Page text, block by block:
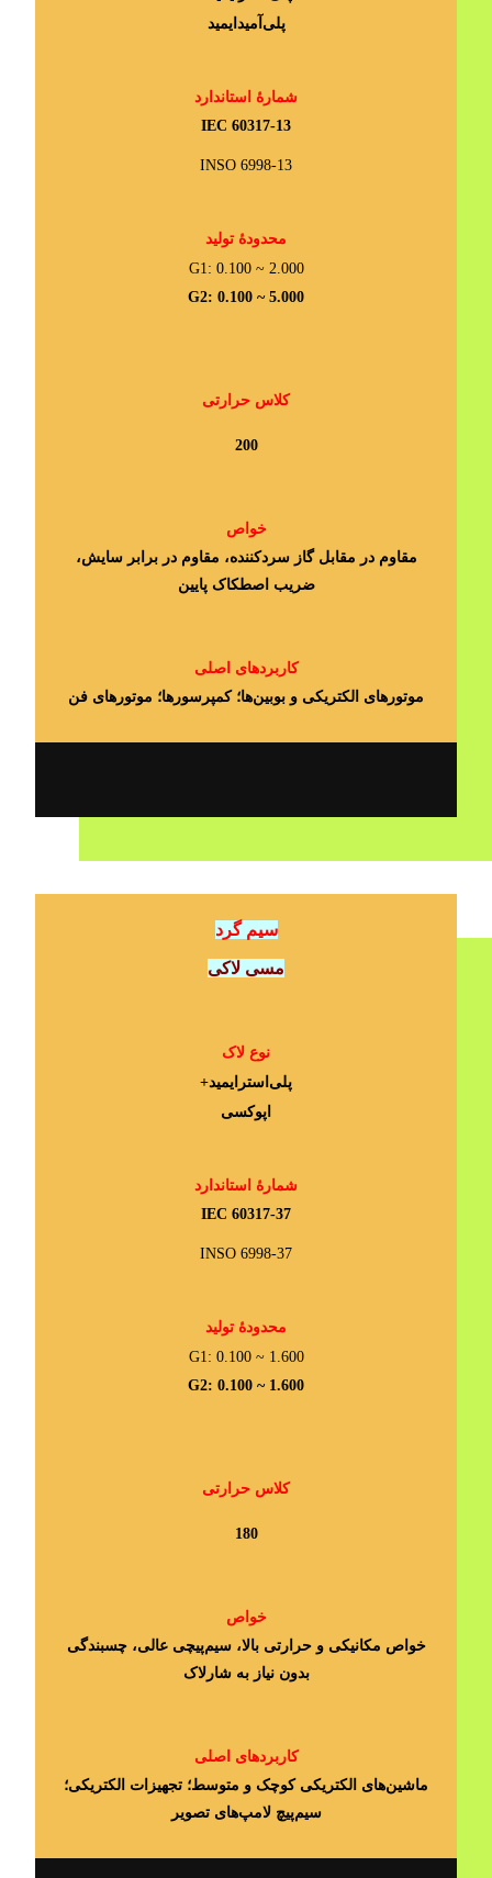
پلی‌آمیدایمید
شمارۀ استاندارد
IEC 60317-13
INSO 6998-13
محدودۀ تولید
G1: 0.100 ~ 2.000
G2: 0.100 ~ 5.000
کلاس حرارتی
200
خواص
مقاوم در مقابل گاز سردکننده، مقاوم در برابر سایش،
ضریب اصطکاک پایین
کاربردهای اصلی
موتورهای الکتریکی و بوبین‎‌ها؛ کمپرسورها؛ موتورهای فن
سیم گرد
مسی لاکی
نوع لاک
پلی‌استرایمید+
اپوکسی
شمارۀ استاندارد
IEC 60317-37
INSO 6998-37
محدودۀ تولید
G1: 0.100 ~ 1.600
G2: 0.100 ~ 1.600
کلاس حرارتی
180
خواص
خواص مکانیکی و حرارتی بالا، سیم‌پیچی عالی، چسبندگی
بدون نیاز به شارلاک
کاربردهای اصلی
ماشین‎‌های الکتریکی کوچک و متوسط؛ تجهیزات الکتریکی؛
سیم‌پیچ لامپ‌های تصویر